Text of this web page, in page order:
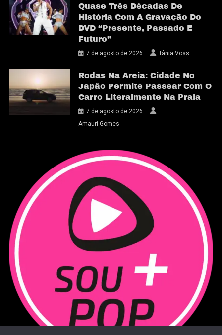
Quase Três Décadas De
História Com A Gravação Do
DVD “Presente, Passado E
Futuro”
7 de agosto de 2026 Tânia Voss
Rodas Na Areia: Cidade No
Japão Permite Passear Com O
Carro Literalmente Na Praia
7 de agosto de 2026
Amauri Gomes